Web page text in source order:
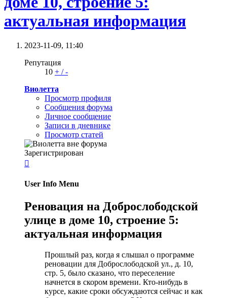
актуальная информация
2023-11-09, 11:40
Репутация
10 + /-
Виолетта
Просмотр профиля
Сообщения форума
Личное сообщение
Записи в дневнике
Просмотр статей
Зарегистрирован

User Info Menu
Реновация на Доброслободской
улице в доме 10, строение 5:
актуальная информация
Прошлый раз, когда я слышал о программе
реновации для Доброслободской ул., д. 10,
стр. 5, было сказано, что переселение
начнется в скором времени. Кто-нибудь в
курсе, какие сроки обсуждаются сейчас и как